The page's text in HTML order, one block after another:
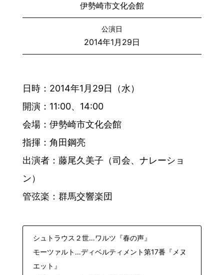
伊勢崎市文化会館
公演日
2014年1月29日
日時： 2014年1月29日（水）
開演：11:00、14:00
会場：伊勢崎市文化会館
指揮：角田鋼亮
出演者：藤尾久美子（司会、ナレーショ
ン）
管弦楽：群馬交響楽団
シュトラウス２世…ワルツ『春の声』
モーツァルト…ディベルティメント第17番『メヌ
エット』